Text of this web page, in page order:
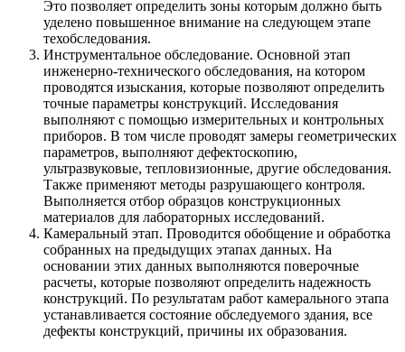
Это позволяет определить зоны которым должно быть
уделено повышенное внимание на следующем этапе
техобследования.
Инструментальное обследование. Основной этап
инженерно-технического обследования, на котором
проводятся изыскания, которые позволяют определить
точные параметры конструкций. Исследования
выполняют с помощью измерительных и контрольных
приборов. В том числе проводят замеры геометрических
параметров, выполняют дефектоскопию,
ультразвуковые, тепловизионные, другие обследования.
Также применяют методы разрушающего контроля.
Выполняется отбор образцов конструкционных
материалов для лабораторных исследований.
Камеральный этап. Проводится обобщение и обработка
собранных на предыдущих этапах данных. На
основании этих данных выполняются поверочные
расчеты, которые позволяют определить надежность
конструкций. По результатам работ камерального этапа
устанавливается состояние обследуемого здания, все
дефекты конструкций, причины их образования.